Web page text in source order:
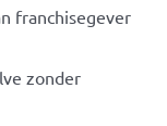
franchisegever
zonder